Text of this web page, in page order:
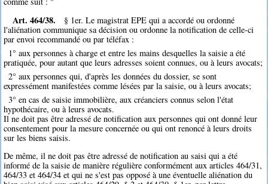
Art. 464/38.
§ 1er. Le magistrat EPE qui a accordé ou ordonné
l'aliénation communique sa décision ou ordonne la notification de celle-ci
par envoi recommandé ou par téléfax :
1° aux personnes à charge et entre les mains desquelles la saisie a été
pratiquée, pour autant que leurs adresses soient connues, ou à leurs avocats;
2° aux personnes qui, d'après les données du dossier, se sont
expressément manifestées comme lésées par la saisie, ou à leurs avocats;
3° en cas de saisie immobilière, aux créanciers connus selon l'état
hypothécaire, ou à leurs avocats.
Il ne doit pas être adressé de notification aux personnes qui ont donné leur
consentement pour la mesure concernée ou qui ont renoncé à leurs droits
sur les biens saisis.
De même, il ne doit pas être adressé de notification au saisi qui a été
informé de la saisie de manière régulière conformément aux articles 464/31,
464/33 et 464/34 et qui ne s'est pas opposé à une éventuelle aliénation du